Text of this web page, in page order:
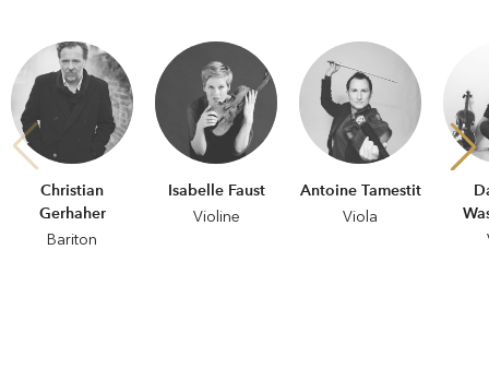
Christian
Gerhaher
Bariton
Isabelle Faust
Violine
Antoine Tamestit
Viola